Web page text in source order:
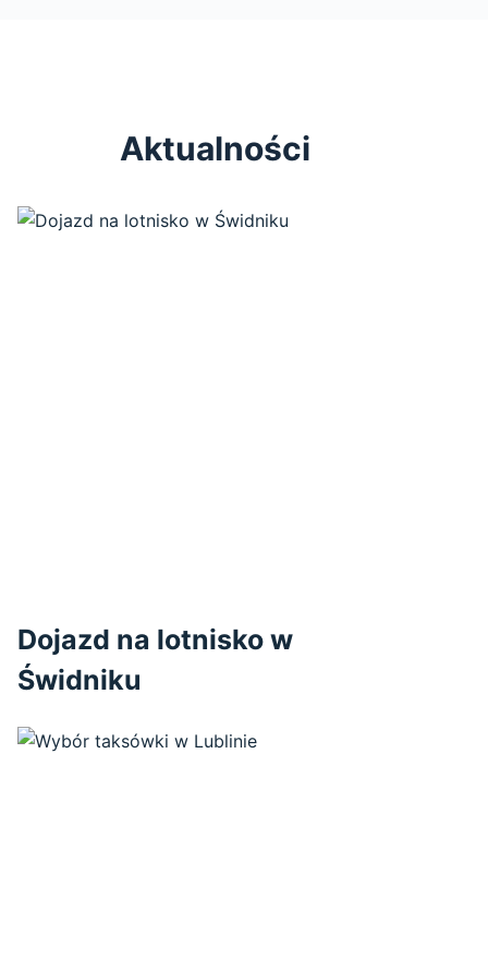
Aktualności
Dojazd na lotnisko w
Świdniku